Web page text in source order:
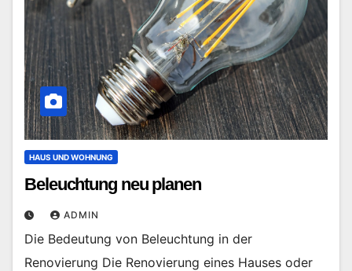
HAUS UND WOHNUNG
Beleuchtung neu planen
ADMIN
Die Bedeutung von Beleuchtung in der
Renovierung Die Renovierung eines Hauses oder